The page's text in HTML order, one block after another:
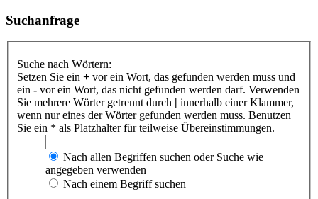
Suchanfrage
Suche nach Wörtern:
Setzen Sie ein + vor ein Wort, das gefunden werden muss und
ein - vor ein Wort, das nicht gefunden werden darf. Verwenden
Sie mehrere Wörter getrennt durch | innerhalb einer Klammer,
wenn nur eines der Wörter gefunden werden muss. Benutzen
Sie ein * als Platzhalter für teilweise Übereinstimmungen.
Nach allen Begriffen suchen oder Suche wie
angegeben verwenden
Nach einem Begriff suchen